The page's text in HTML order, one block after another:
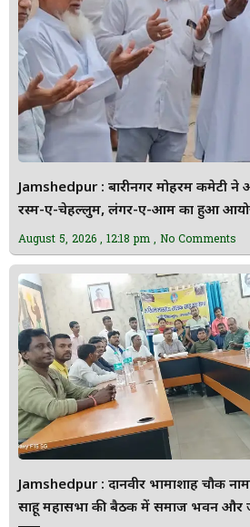
Jamshedpur : बारीनगर मोहर्रम कमेटी
रस्म-ए-चेहल्लुम, लंगर-ए-आम का हुआ
August 5, 2026 12:18 pm No Comments
Jamshedpur : दानवीर भामाशाह चौक
साहू महासभा की बैठक में समाज भवन और